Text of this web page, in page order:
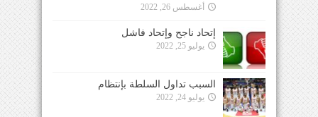
أغسطس 26, 2022
إتحاد ناجح وإتحاد فاشل
يوليو 25, 2022
السبب تداول السلطة بإنتظام
يوليو 24, 2022